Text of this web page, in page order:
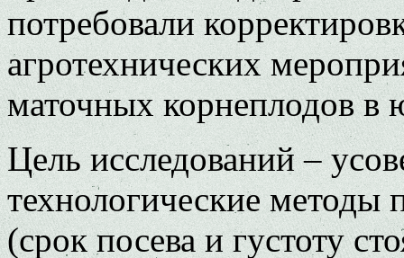
потребовали
агротехнических
маточных корнеплодов в
Цель исследований –
технологические методы
(срок посева и густоту